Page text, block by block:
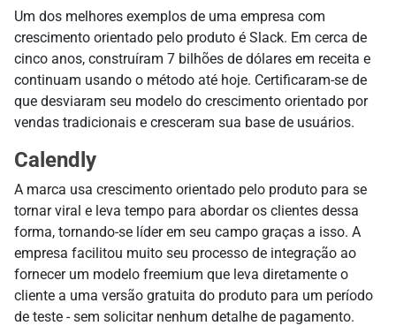
Um dos melhores exemplos de uma empresa com
crescimento orientado pelo produto é Slack. Em cerca de
cinco anos, construíram 7 bilhões de dólares em receita e
continuam usando o método até hoje. Certificaram-se de
que desviaram seu modelo do crescimento orientado por
vendas tradicionais e cresceram sua base de usuários.
Calendly
A marca usa crescimento orientado pelo produto para se
tornar viral e leva tempo para abordar os clientes dessa
forma, tornando-se líder em seu campo graças a isso. A
empresa facilitou muito seu processo de integração ao
fornecer um modelo freemium que leva diretamente o
cliente a uma versão gratuita do produto para um período
de teste - sem solicitar nenhum detalhe de pagamento.